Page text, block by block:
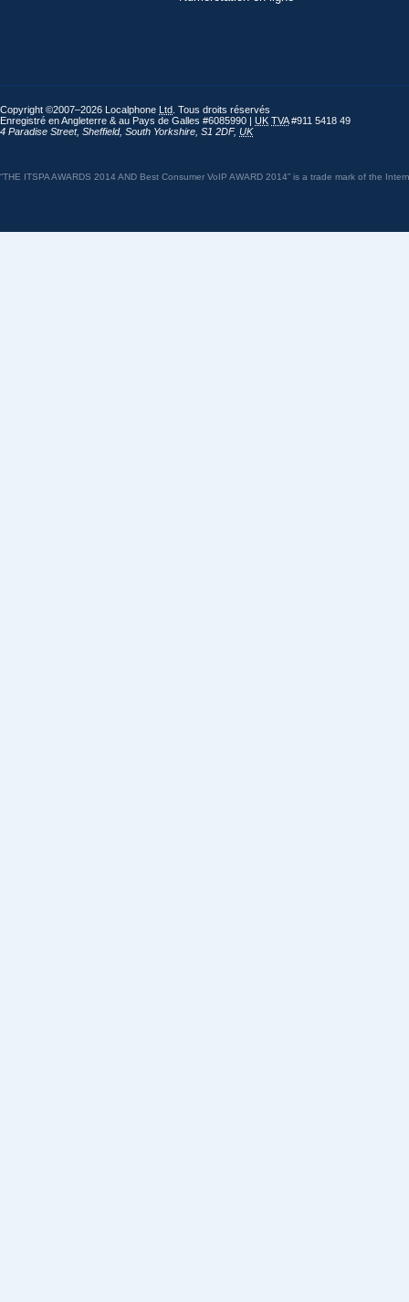
Copyright ©2007–2026 Localphone Ltd . Tous droits réservés
Enregistré en Angleterre & au Pays de Galles #6085990 | UK TVA#911 5418 49
4 Paradise Street, Sheffield, South Yorkshire S1 2DF, UK
“THE ITSPA AWARDS 2014 AND Best Consumer VoIP AWARD 2014” is a trade mark of the